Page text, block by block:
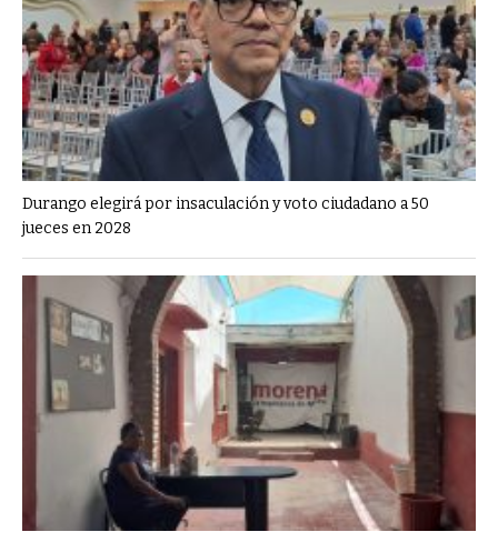
Durango elegirá por insaculación y voto ciudadano a 50
jueces en 2028